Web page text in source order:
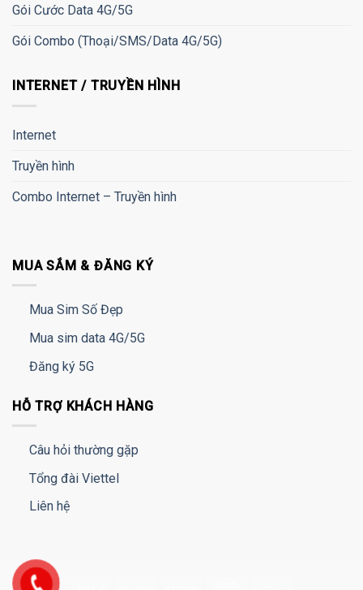
Gói Cước Data 4G/5G
Gói Combo (Thoại/SMS/Data 4G/5G)
INTERNET / TRUYỀN HÌNH
Internet
Truyền hình
Combo Internet – Truyền hình
MUA SẮM & ĐĂNG KÝ
Mua Sim Số Đẹp
Mua sim data 4G/5G
Đăng ký 5G
HỖ TRỢ KHÁCH HÀNG
Câu hỏi thường gặp
Tổng đài Viettel
Liên hệ